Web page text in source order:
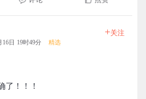
16日 19时49分 精选
+关注
了！！！